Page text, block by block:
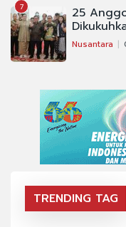
7 25
Nusantara
TRENDING TAG